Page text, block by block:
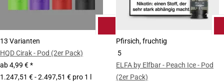
13 Varianten
HQD Cirak - Pod (2er Pack)
ab4,99 €*
1.247,51 € - 2.497,51 € pro 1 l
Pfirsich, fruchtig
5
ELFA by Elfbar - Peach Ice - Pod
(2er Pack)